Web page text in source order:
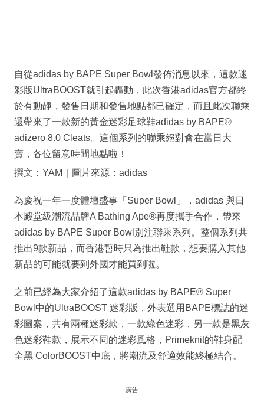
自從adidas by BAPE Super Bowl發佈消息以來，這款迷
彩版UltraBOOST就引起轟動，此次香港adidas官方都終
於有動靜，發售日期和發售地點都已確定，而且此次聯乘
還帶來了一款新的黃金迷彩足球鞋adidas by BAPE®
adizero 8.0 Cleats。這個系列的聯乘絕對會在當日大
賣，各位留意時間地點啦！
撰文：YAM｜圖片來源：adidas
為慶祝一年一度體壇盛事「Super Bowl」，adidas 與日
本殿堂級潮流品牌A Bathing Ape®再度攜手合作，帶來
adidas by BAPE Super Bowl別注聯乘系列。整個系列共
推出9款新品，而香港暫時只為推出鞋款，想要購入其他
新品的可能就要到外國才能買到啦。
之前已經為大家介紹了這款adidas by BAPE® Super
Bowl中的UltraBOOST 迷彩版，外表選用BAPE標誌的迷
彩圖案，共有兩種迷彩款，一款綠色迷彩，另一款是黑灰
色迷彩鞋款，展示不同的迷彩風格，Primeknit的鞋身配
全黑 ColorBOOST中底，將潮流及舒適效能終極結合。
廣告